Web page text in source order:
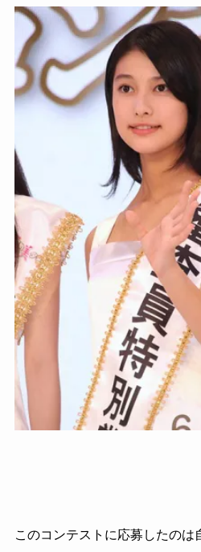
このコンテストに応募したのは